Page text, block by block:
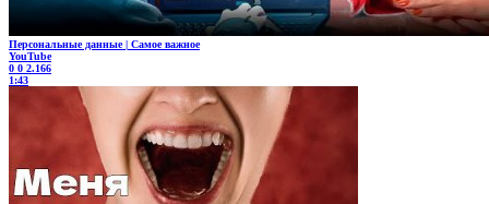
Персональные данные | Самое важное
YouTube
0 0 2.166
1:43